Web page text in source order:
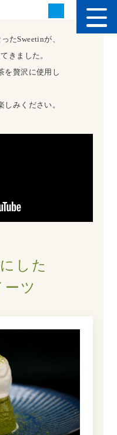
たSweetinが、
きました。
を贅沢に使用し
みください。
した
ーツ